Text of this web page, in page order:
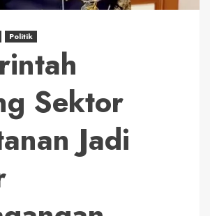
Politik
Sektor
Jadi